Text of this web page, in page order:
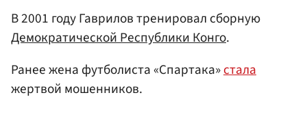
В 2001 году Гаврилов тренировал сборную
Демократической Республики Конго.
Ранее жена футболиста «Спартака»стала
жертвой мошенников.